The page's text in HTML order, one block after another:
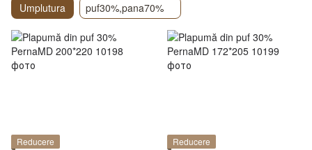
Umplutura puf30%,pana70%
Reducere
Reducere